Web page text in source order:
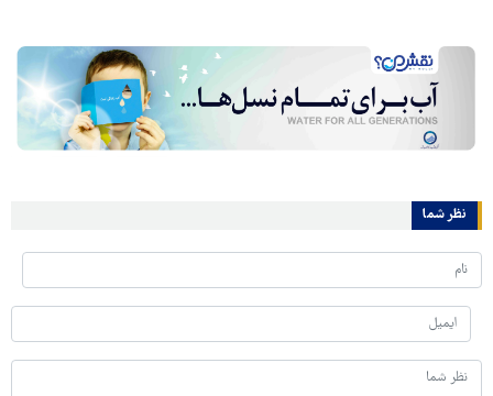
نظر شما